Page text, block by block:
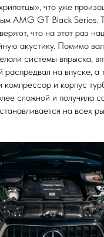
что уже
AMG GT Black Series.
что на этот раз
акустику. Помимо
системы впрыска,
распредвал на впуске, а
компрессор и корпус
сложной и получила
на всех